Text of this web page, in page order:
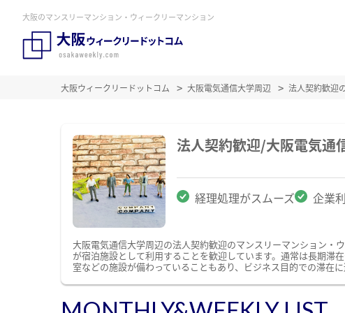
大阪のマンスリーマンション・ウィークリーマンション
大阪ウィークリードットコム 大阪電気通信大学周辺 法人契約歓迎
法人契約歓迎/大阪電気通
経理処理がスムーズ 企業
大阪電気通信大学周辺の法人契約歓迎のマンスリーマンション・
が宿泊施設として利用することを歓迎しています。通常は長期滞
室などの施設が備わっていることもあり、ビジネス目的での滞在に